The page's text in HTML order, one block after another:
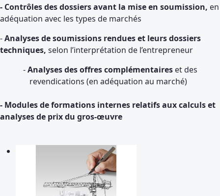
- Contrôles des dossiers avant la mise en soumission, en
adéquation avec les types de marchés
-Analyses de soumissions rendues et leurs dossiers
techniques, selon l’interprétation de l’entrepreneur
-Analyses des offres complémentaires et des
revendications (en adéquation au marché)
- Modules de formations internes relatifs aux calculs et
analyses de prix du gros-œuvre